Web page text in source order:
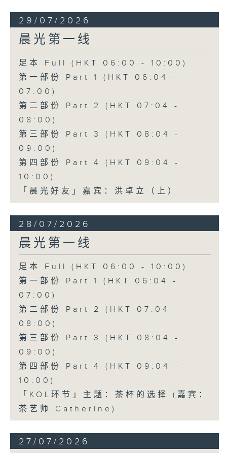
29/07/2026
晨光第一线
足本 Full (HKT 06:00 - 10:00)
第一部份 Part 1 (HKT 06:04 -
07:00)
第二部份 Part 2 (HKT 07:04 -
08:00)
第三部份 Part 3 (HKT 08:04 -
09:00)
第四部份 Part 4 (HKT 09:04 -
10:00)
「晨光好友」嘉宾：洪卓立（上）
28/07/2026
晨光第一线
足本 Full (HKT 06:00 - 10:00)
第一部份 Part 1 (HKT 06:04 -
07:00)
第二部份 Part 2 (HKT 07:04 -
08:00)
第三部份 Part 3 (HKT 08:04 -
09:00)
第四部份 Part 4 (HKT 09:04 -
10:00)
「KOL环节」主题：茶杯的选择 (嘉宾：
茶艺师 Catherine)
27/07/2026